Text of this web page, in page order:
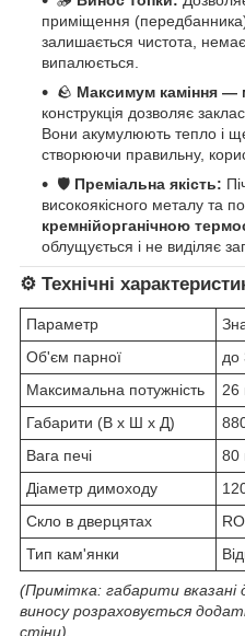
приміщення
залишається чистота,
випалюється.
🪨 Максимум каміння —
конструкція дозволяє
Вони акумулюють тепло і
створюючи правильну,
🛡️ Преміальна якість:
високоякісного металу та
кремнійорганічною
облущується і не виділяє
⚙️ Технічні
Параметр
Об'єм парної
до
Максимальна потужність
26
Габарити (В х Ш х Д)
Вага печі
80
Діаметр димоходу
Скло в дверцятах
Тип кам'янки
(Примітка: габарити вказані
виносу розраховується
стіни).